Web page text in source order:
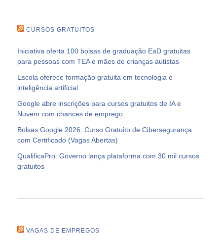
CURSOS GRATUITOS
Iniciativa oferta 100 bolsas de graduação EaD gratuitas
para pessoas com TEA e mães de crianças autistas
Escola oferece formação gratuita em tecnologia e
inteligência artificial
Google abre inscrições para cursos gratuitos de IA e
Nuvem com chances de emprego
Bolsas Google 2026: Curso Gratuito de Cibersegurança
com Certificado (Vagas Abertas)
QualificaPro: Governo lança plataforma com 30 mil cursos
gratuitos
VAGAS DE EMPREGOS